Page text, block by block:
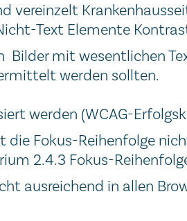
vereinzelt
Text Elemente
mit wesentlichen
werden sollten.
werden (WCAG-
Fokus-Reihenfolge
2.4.3 Fokus-
ausreichend in allen